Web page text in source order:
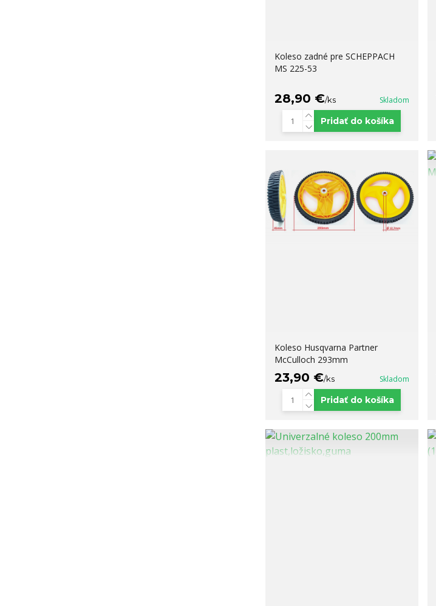
Koleso zadné pre SCHEPPACH
MS 225-53
28,90 €/ks Skladom
Pridať do košíka
Koleso Husqvarna Partner
McCulloch 293mm
23,90 €/ks Skladom
Pridať do košíka